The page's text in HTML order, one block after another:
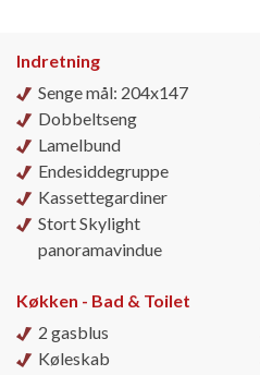
Indretning
Senge mål: 204x147
Dobbeltseng
Lamelbund
Endesiddegruppe
Kassettegardiner
Stort Skylight
panoramavindue
Køkken - Bad & Toilet
2 gasblus
Køleskab